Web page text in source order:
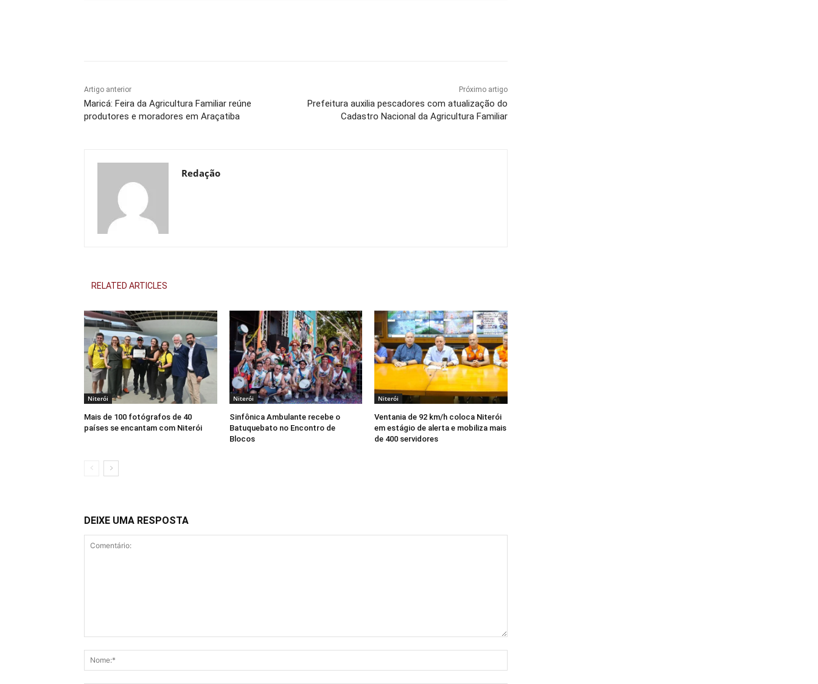
Artigo anterior
Maricá: Feira da Agricultura Familiar reúne
produtores e moradores em Araçatiba
Próximo artigo
Prefeitura auxilia pescadores com atualização do
Cadastro Nacional da Agricultura Familiar
Redação
RELATED ARTICLES
Niterói
Mais de 100 fotógrafos de 40
países se encantam com Niterói
Niterói
Sinfônica Ambulante recebe o
Batuquebato no Encontro de
Blocos
Niterói
Ventania de 92 km/h coloca Niterói
em estágio de alerta e mobiliza mais
de 400 servidores
DEIXE UMA RESPOSTA